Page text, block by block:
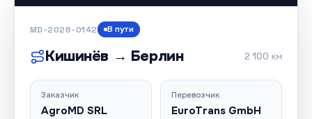
MD-2026-0142 В пути
Кишинёв → Берлин 2 100 км
Заказчик
AgroMD SRL
Перевозчик
EuroTrans GmbH